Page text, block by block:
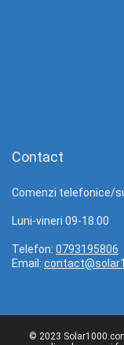
Contact
Comenzi telefonice/
Luni-vineri 09-18.00
Telefon: 0793195806
Email:
© 2023